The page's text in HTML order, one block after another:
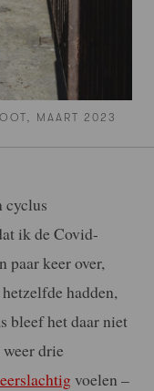
MAART 2023
cyclus
ik de Covid-
paar keer over,
hadden,
bleef het daar niet
drie
voelen –